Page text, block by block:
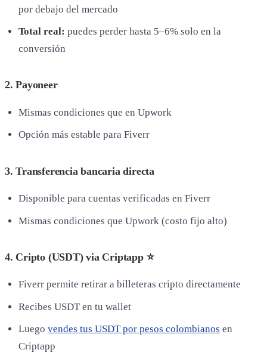
por debajo del mercado
Total real: puedes perder hasta 5–6% solo en la
conversión
2. Payoneer
Mismas condiciones que en Upwork
Opción más estable para Fiverr
3. Transferencia bancaria directa
Disponible para cuentas verificadas en Fiverr
Mismas condiciones que Upwork (costo fijo alto)
4. Cripto (USDT) via Criptapp ⭐
Fiverr permite retirar a billeteras cripto directamente
Recibes USDT en tu wallet
Luego vendes tus USDT por pesos colombianos en
Criptapp